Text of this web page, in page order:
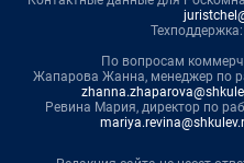
Техподдержка:
По вопросам
Жапарова Жанна, менеджер по
Ревина Мария, директор по